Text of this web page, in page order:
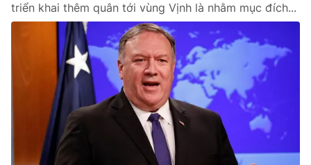
THỜI BÁO VTV
Theo dõi báo trên
Cơ quan chủ quản:
Đài Truyền hình Việt Nam
Cơ quan báo chí:
Thời báo VTV
triển khai thêm quân tới vùng Vịnh là nhằm mục đích...